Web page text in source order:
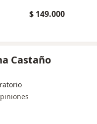
$ 149.000
Castaño